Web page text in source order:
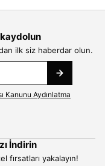
ilk siz haberdar olun.
Kanunu Aydınlatma
İndirin
fırsatları yakalayın!